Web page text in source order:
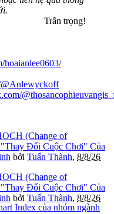
Trân trọng!​
hoaianlee0603/
@Anlewyckoff
(Change of
Đổi Cuộc Chơi" Của
bởi Tuấn Thành, 8/8/26
(Change of
Đổi Cuộc Chơi" Của
bởi Tuấn Thành, 8/8/26
Index của nhóm ngành